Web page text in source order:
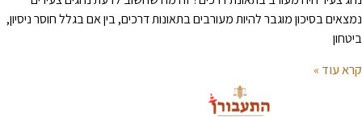
בסיכון מוגבר להיות מעורבים בתאונות דרכים, בין אם בגלל חוסר ניסיון,
עוד »